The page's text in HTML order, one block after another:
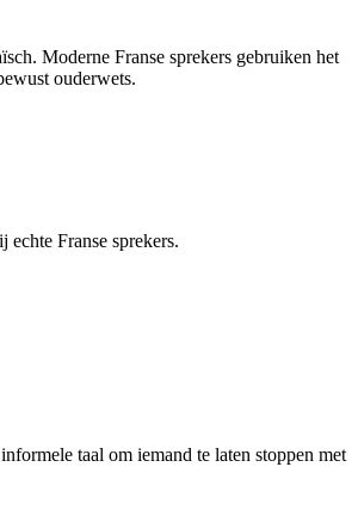
Moderne Franse sprekers gebruiken het
ouderwets.
Franse sprekers.
taal om iemand te laten stoppen met